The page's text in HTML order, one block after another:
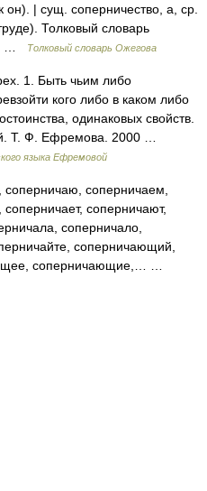
он). | сущ. соперничество, а, ср.
Толковый словарь
…
Толковый словарь Ожегова
1. Быть чьим либо
кого либо в каком либо
одинаковых свойств.
Т. Ф. Ефремова. 2000 …
языка Ефремовой
соперничаем,
соперничают,
соперничало,
соперничающий,
соперничающие,… …